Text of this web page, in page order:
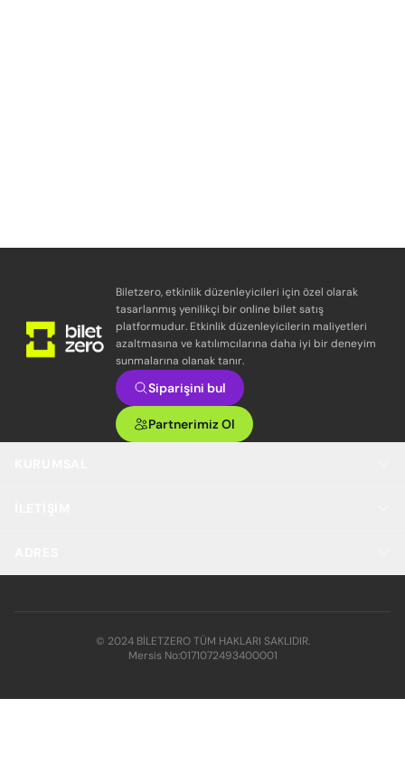
Biletzero, etkinlik düzenleyicileri için özel olarak
tasarlanmış yenilikçi bir online bilet satış
platformudur. Etkinlik düzenleyicilerin maliyetleri
azaltmasına ve katılımcılarına daha iyi bir deneyim
sunmalarına olanak tanır.
Siparişini bul
Partnerimiz Ol
© 2024 BİLETZERO TÜM HAKLARI SAKLIDIR.
Mersis No:0171072493400001